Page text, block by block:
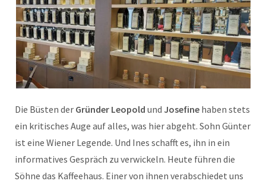
Die Büsten der Gründer Leopold und Josefine haben stets
ein kritisches Auge auf alles, was hier abgeht. Sohn Günter
ist eine Wiener Legende. Und Ines schafft es, ihn in ein
informatives Gespräch zu verwickeln. Heute führen die
Söhne das Kaffeehaus. Einer von ihnen verabschiedet uns